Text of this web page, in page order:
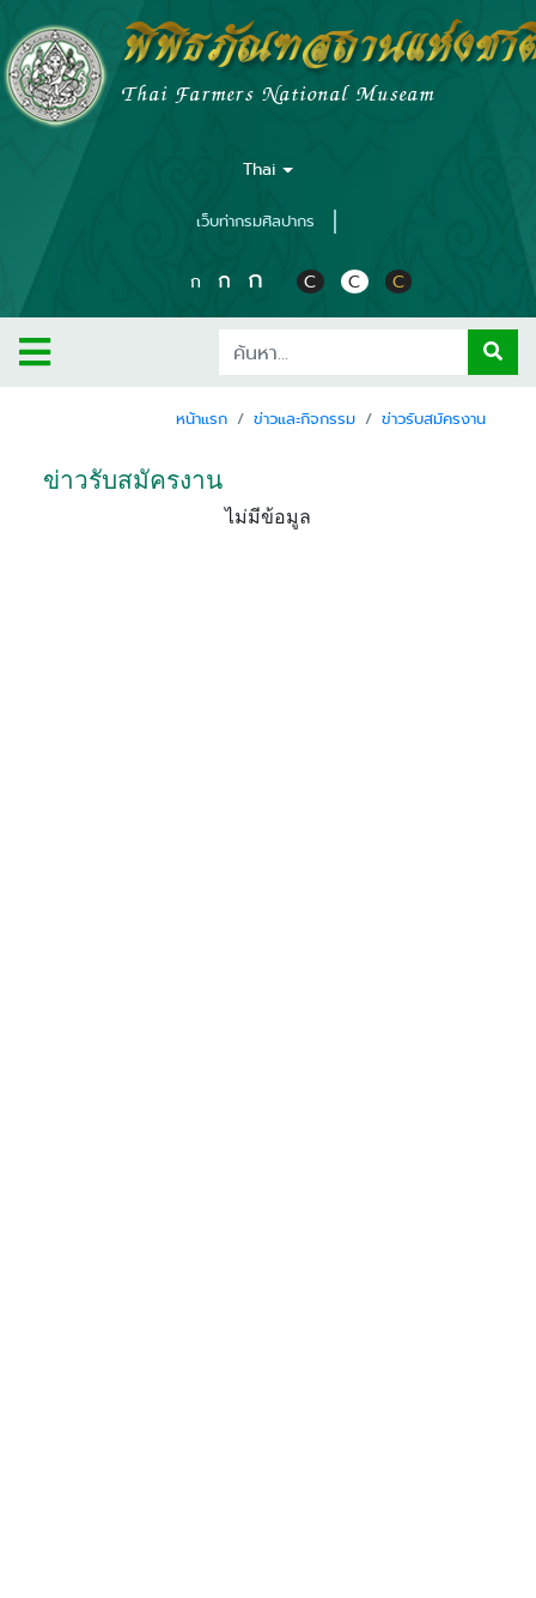
พิพิธภัณฑสถานแห่งช
Thai Farmers National Museam
Thai
เว็บท่ากรมศิลปากร
ก ก ก C C C
หน้าแรก ข่าวและกิจกรรม ข่าวรับสมัครงาน
ข่าวรับสมัครงาน
ไม่มีข้อมูล